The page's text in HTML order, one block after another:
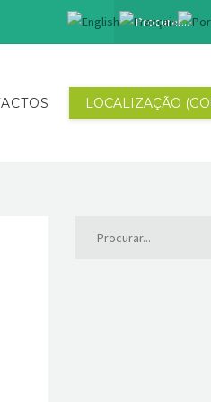
LOCALIZAÇÃO